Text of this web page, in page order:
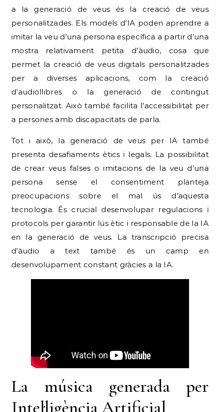
a la generació de veus és la creació de veus
personalitzades. Els models d’IA poden aprendre a
imitar la veu d’una persona específica a partir d’una
mostra relativament petita d’àudio, cosa que
permet la creació de veus digitals personalitzades
per a diverses aplicacions, com la creació
d’audiollibres o la generació de contingut
personalitzat. Això també facilita l’accessibilitat per
a persones amb discapacitats de parla.
Tot i això, la generació de veus per IA també
presenta desafiaments ètics i legals. La possibilitat
de crear veus falses o imitacions de la veu d’una
persona sense el consentiment planteja
preocupacions sobre el mal ús d’aquesta
tecnologia. És crucial desenvolupar regulacions i
protocols per garantir lús ètic i responsable de la IA
en la generació de veus. La transcripció precisa
d’àudio a text també és un camp en
desenvolupament constant gràcies a la IA.
La música generada per
Intel·ligència Artificial